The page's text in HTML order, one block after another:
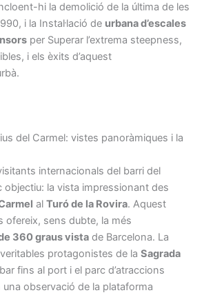
hi la demolició de la última de les
i la Instal·lació de urbana d’escales
per Superar l’extrema steepness,
i els èxits d’aquest
del Carmel: vistes panoràmiques i la
internacionals del barri del
objectiu: la vista impressionant des
al Turó de la Rovira. Aquest
ofereix, sens dubte, la més
360 graus vista de Barcelona. La
protagonistes de la Sagrada
fins al port i el parc d’atraccions
observació de la plataforma